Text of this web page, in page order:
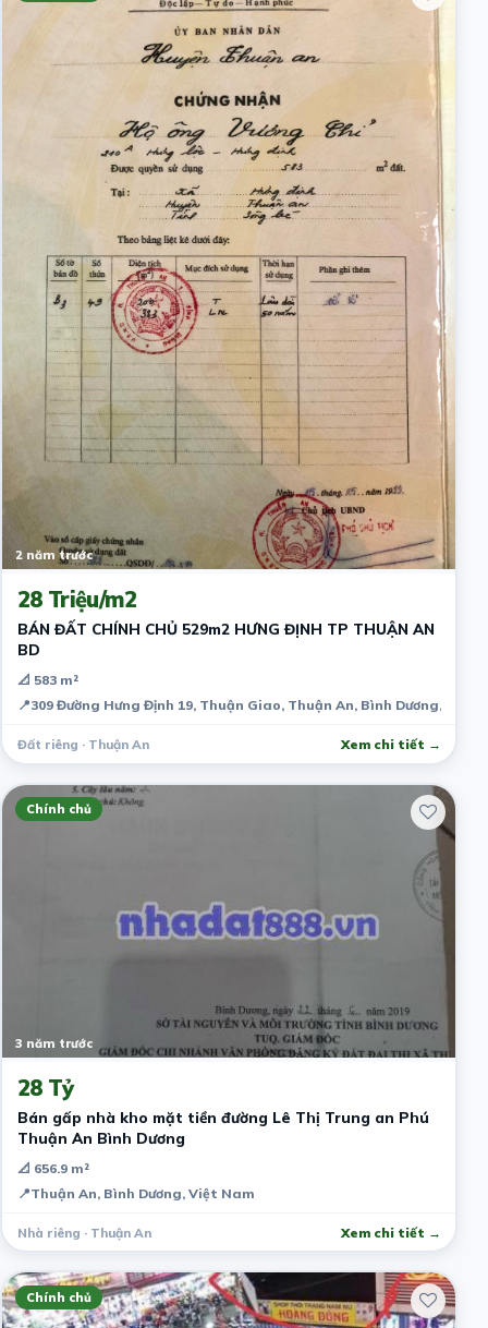
2 năm trước
28 Triệu/m2
BÁN ĐẤT CHÍNH CHỦ 529m2 HƯNG ĐỊNH TP THUẬN AN
BD
📐 583 m²
📍309 Đường Hưng Định 19, Thuận Giao, Thuận An, Bình Dương, Việt
Đất riêng · Thuận An Xem chi tiết →
Chính chủ
3 năm trước
28 Tỷ
Bán gấp nhà kho mặt tiền đường Lê Thị Trung an Phú
Thuận An Bình Dương
📐 656.9 m²
📍Thuận An, Bình Dương, Việt Nam
Nhà riêng · Thuận An Xem chi tiết →
Chính chủ